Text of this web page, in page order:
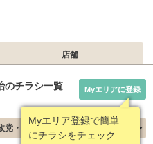
店舗
のチラシ一覧
Myエリア登録で簡単
にチラシをチェック
Myエリアに登録
党・政治 新着順